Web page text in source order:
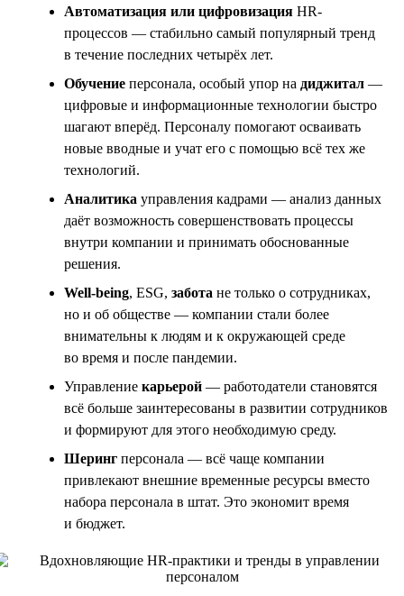
Автоматизация или цифровизация HR-
процессов — стабильно самый популярный тренд
в течение последних четырёх лет.
Обучение персонала, особый упор на диджитал —
цифровые и информационные технологии быстро
шагают вперёд. Персоналу помогают осваивать
новые вводные и учат его с помощью всё тех же
технологий.
Аналитика управления кадрами — анализ данных
даёт возможность совершенствовать процессы
внутри компании и принимать обоснованные
решения.
Well-being, ESG, забота не только о сотрудниках,
но и об обществе — компании стали более
внимательны к людям и к окружающей среде
во время и после пандемии.
Управление карьерой — работодатели становятся
всё больше заинтересованы в развитии сотрудников
и формируют для этого необходимую среду.
Шеринг персонала — всё чаще компании
привлекают внешние временные ресурсы вместо
набора персонала в штат. Это экономит время
и бюджет.